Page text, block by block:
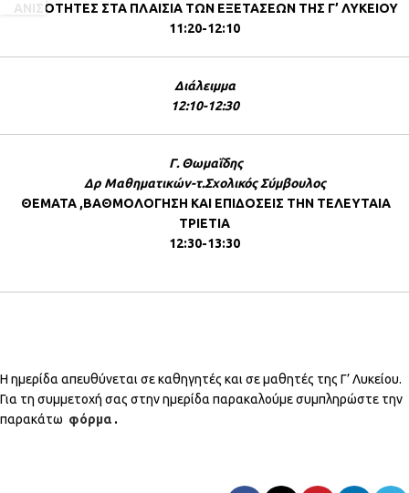
ΑΝΙΣΟΤΗΤΕΣ ΣΤΑ ΠΛΑΙΣΙΑ ΤΩΝ ΕΞΕΤΑΣΕΩΝ ΤΗΣ Γ’ ΛΥΚΕΙΟΥ
11:20-12:10
Διάλειμμα
12:10-12:30
Γ. Θωμαΐδης
Δρ Μαθηματικών-τ.Σχολικός Σύμβουλος
ΘΕΜΑΤΑ ,ΒΑΘΜΟΛΟΓΗΣΗ ΚΑΙ ΕΠΙΔΟΣΕΙΣ ΤΗΝ ΤΕΛΕΥΤΑΙΑ
ΤΡΙΕΤΙΑ
12:30-13:30
Η ημερίδα απευθύνεται σε καθηγητές και σε μαθητές της Γ’ Λυκείου.
Για τη συμμετοχή σας στην ημερίδα παρακαλούμε συμπληρώστε την
παρακάτω φόρμα .